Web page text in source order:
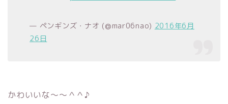
— ペンギンズ・ナオ (@mar06nao) 2016年6月
26日
かわいいな〜〜＾＾♪